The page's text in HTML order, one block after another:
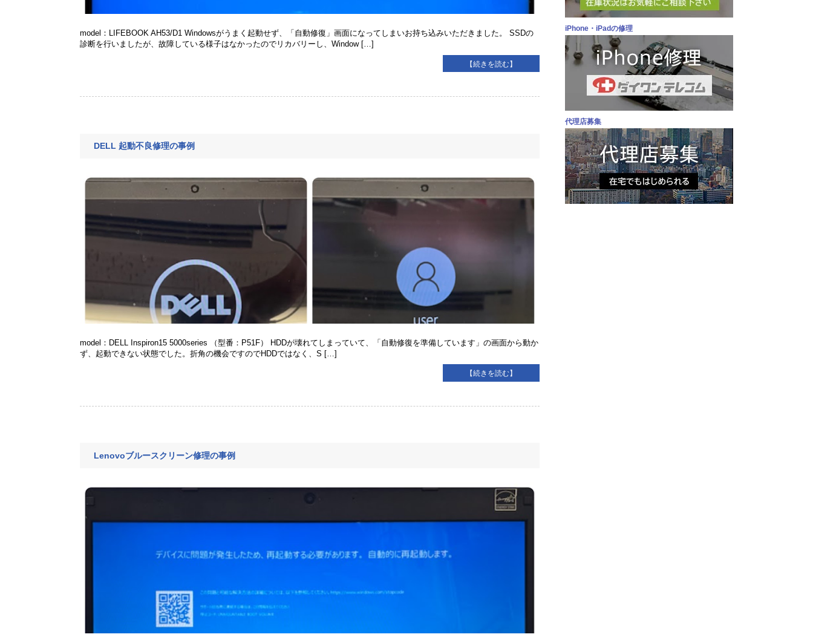
model：LIFEBOOK AH53/D1 Windowsがうまく起動せず、「自動修復」画面になってしまいお持ち込みいただきました。 SSDの
診断を行いましたが、故障している様子はなかったのでリカバリーし、Window […]
【続きを読む】
DELL 起動不良修理の事例
model：DELL Inspiron15 5000series （型番：P51F） HDDが壊れてしまっていて、「自動修復を準備しています」の画面から動か
ず、起動できない状態でした。折角の機会ですのでHDDではなく、S […]
【続きを読む】
Lenovoブルースクリーン修理の事例
iPhone・iPadの修理
代理店募集